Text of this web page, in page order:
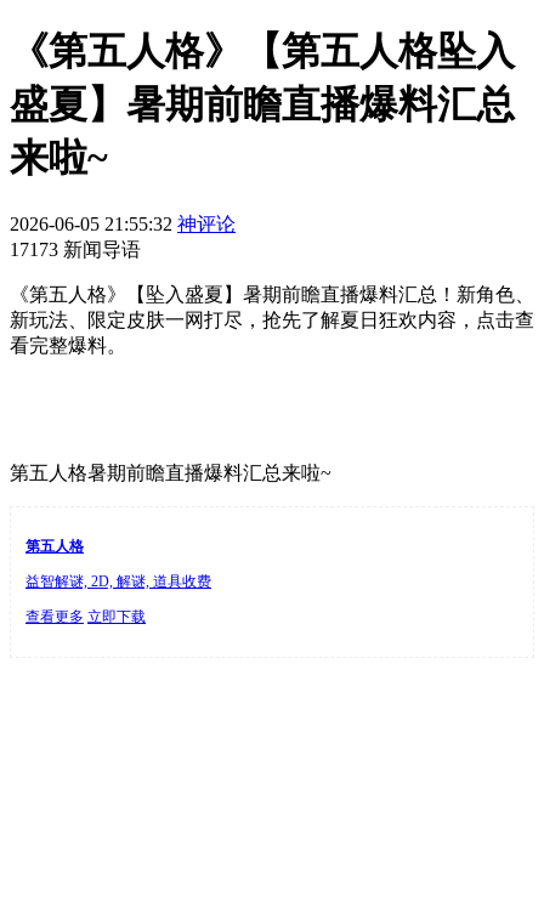
《第五人格》【第五人格坠入
盛夏】暑期前瞻直播爆料汇总
来啦~
2026-06-05 21:55:32 神评论
17173 新闻导语
《第五人格》【坠入盛夏】暑期前瞻直播爆料汇总！新角色、
新玩法、限定皮肤一网打尽，抢先了解夏日狂欢内容，点击查
看完整爆料。
第五人格暑期前瞻直播爆料汇总来啦~
第五人格
益智解谜, 2D, 解谜, 道具收费
查看更多 立即下载